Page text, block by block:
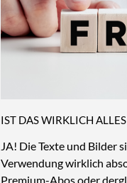
IST DAS WIRKLICH
JA! Die Texte und Bilder
Verwendung wirklich
Premium-Abos oder